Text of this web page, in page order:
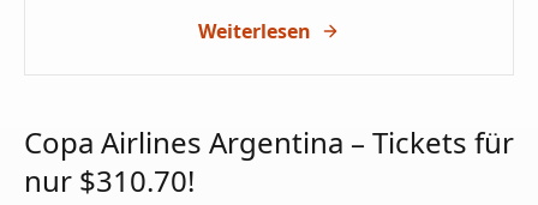
Weiterlesen
Copa Airlines Argentina – Tickets für
nur $310.70!